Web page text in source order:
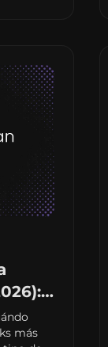
más